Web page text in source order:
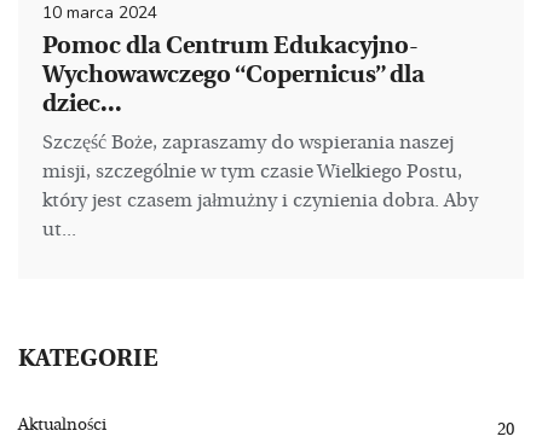
10 marca 2024
Pomoc dla Centrum Edukacyjno-
Wychowawczego “Copernicus” dla
dziec...
Szczęść Boże, zapraszamy do wspierania naszej
misji, szczególnie w tym czasie Wielkiego Postu,
który jest czasem jałmużny i czynienia dobra. Aby
ut...
KATEGORIE
Aktualności 20